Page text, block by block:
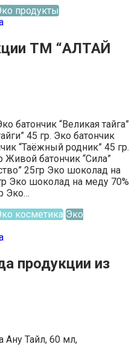
продукты
ТМ “АЛТАЙ
батончик “Великая тайга”
45 гр. Эко батончик
“Таёжный родник” 45 гр.
Живой батончик “Сила”
25гр Эко шоколад на
Эко шоколад на меду 70%
Эко…
косметика Эко
продукции из
Ану Тайл, 60 мл,